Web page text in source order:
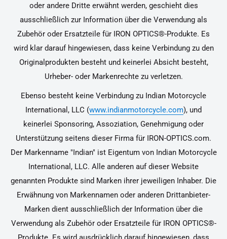
oder andere Dritte erwähnt werden, geschieht dies
ausschließlich zur Information über die Verwendung als
Zubehör oder Ersatzteile für IRON OPTICS®-Produkte. Es
wird klar darauf hingewiesen, dass keine Verbindung zu den
Originalprodukten besteht und keinerlei Absicht besteht,
Urheber- oder Markenrechte zu verletzen.
Ebenso besteht keine Verbindung zu Indian Motorcycle
International, LLC (www.indianmotorcycle.com), und
keinerlei Sponsoring, Assoziation, Genehmigung oder
Unterstützung seitens dieser Firma für IRON-OPTICS.com.
Der Markenname "Indian" ist Eigentum von Indian Motorcycle
International, LLC. Alle anderen auf dieser Website
genannten Produkte sind Marken ihrer jeweiligen Inhaber. Die
Erwähnung von Markennamen oder anderen Drittanbieter-
Marken dient ausschließlich der Information über die
Verwendung als Zubehör oder Ersatzteile für IRON OPTICS®-